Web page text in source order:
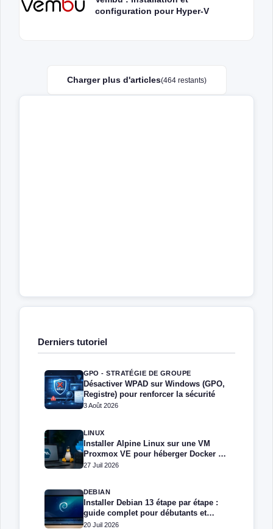
configuration pour Hyper-V
Charger plus d'articles(464 restants)
Derniers tutoriel
GPO - STRATÉGIE DE GROUPE
Désactiver WPAD sur Windows (GPO,
Registre) pour renforcer la sécurité
3 Août 2026
LINUX
Installer Alpine Linux sur une VM
Proxmox VE pour héberger Docker et
Docker Compose
27 Juil 2026
DEBIAN
Installer Debian 13 étape par étape :
guide complet pour débutants et
administrateurs
20 Juil 2026